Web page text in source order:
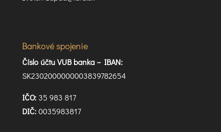
Bankové spojenie
Číslo účtu VUB banka – IBAN:
SK2302000000003839782654
IČO:35 983 817
DIČ:0035983817